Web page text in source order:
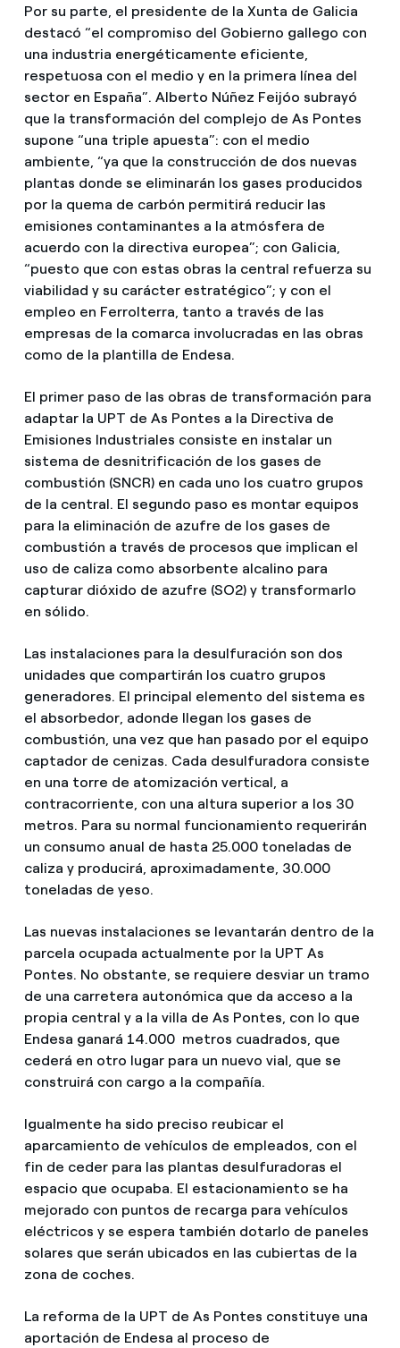
Por su parte, el presidente de la Xunta de Galicia
destacó “el compromiso del Gobierno gallego con
una industria energéticamente eficiente,
respetuosa con el medio y en la primera línea del
sector en España”. Alberto Núñez Feijóo subrayó
que la transformación del complejo de As Pontes
supone “una triple apuesta”: con el medio
ambiente, “ya que la construcción de dos nuevas
plantas donde se eliminarán los gases producidos
por la quema de carbón permitirá reducir las
emisiones contaminantes a la atmósfera de
acuerdo con la directiva europea”; con Galicia,
“puesto que con estas obras la central refuerza su
viabilidad y su carácter estratégico”; y con el
empleo en Ferrolterra, tanto a través de las
empresas de la comarca involucradas en las obras
como de la plantilla de Endesa.
El primer paso de las obras de transformación para
adaptar la UPT de As Pontes a la Directiva de
Emisiones Industriales consiste en instalar un
sistema de desnitrificación de los gases de
combustión (SNCR) en cada uno los cuatro grupos
de la central. El segundo paso es montar equipos
para la eliminación de azufre de los gases de
combustión a través de procesos que implican el
uso de caliza como absorbente alcalino para
capturar dióxido de azufre (SO2) y transformarlo
en sólido.
Las instalaciones para la desulfuración son dos
unidades que compartirán los cuatro grupos
generadores. El principal elemento del sistema es
el absorbedor, adonde llegan los gases de
combustión, una vez que han pasado por el equipo
captador de cenizas. Cada desulfuradora consiste
en una torre de atomización vertical, a
contracorriente, con una altura superior a los 30
metros. Para su normal funcionamiento requerirán
un consumo anual de hasta 25.000 toneladas de
caliza y producirá, aproximadamente, 30.000
toneladas de yeso.
Las nuevas instalaciones se levantarán dentro de la
parcela ocupada actualmente por la UPT As
Pontes. No obstante, se requiere desviar un tramo
de una carretera autonómica que da acceso a la
propia central y a la villa de As Pontes, con lo que
Endesa ganará 14.000 metros cuadrados, que
cederá en otro lugar para un nuevo vial, que se
construirá con cargo a la compañía.
Igualmente ha sido preciso reubicar el
aparcamiento de vehículos de empleados, con el
fin de ceder para las plantas desulfuradoras el
espacio que ocupaba. El estacionamiento se ha
mejorado con puntos de recarga para vehículos
eléctricos y se espera también dotarlo de paneles
solares que serán ubicados en las cubiertas de la
zona de coches.
La reforma de la UPT de As Pontes constituye una
aportación de Endesa al proceso de